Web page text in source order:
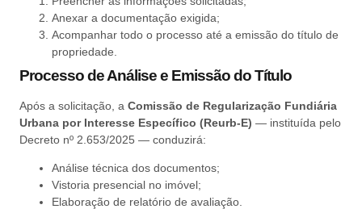
Anexar a documentação exigida;
Acompanhar todo o processo até a emissão do título de
propriedade.
Processo de Análise e Emissão do Título
Após a solicitação, a Comissão de Regularização Fundiária
Urbana por Interesse Específico (Reurb-E) — instituída pelo
Decreto nº 2.653/2025 — conduzirá:
Análise técnica dos documentos;
Vistoria presencial no imóvel;
Elaboração de relatório de avaliação.